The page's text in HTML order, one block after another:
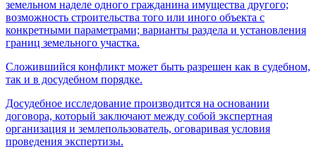
земельном наделе одного гражданина имущества другого;
возможность строительства того или иного объекта с
конкретными параметрами; варианты раздела и установления
границ земельного участка.
Сложившийся конфликт может быть разрешен как в судебном,
так и в досудебном порядке.
Досудебное исследование производится на основании
договора, который заключают между собой экспертная
организация и землепользователь, оговаривая условия
проведения экспертизы.